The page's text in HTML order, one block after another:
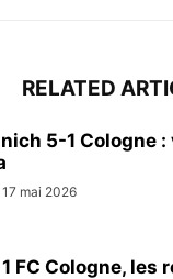
RELATED
5-1 Cologne
17 mai 2026
FC Cologne, les